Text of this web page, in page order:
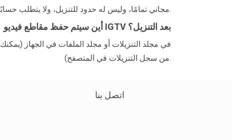
لا، تطبيق InSaver مجاني تمامًا، وليس له حدود للتنزيل، ولا يتطلب حسابًا.
أين سيتم حفظ مقاطع فيديو IGTV بعد التنزيل؟
من سجل التنزيلات في المتصفح).
اتصل بنا